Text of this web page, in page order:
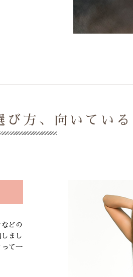
方、向いてい
どの
まし
って一